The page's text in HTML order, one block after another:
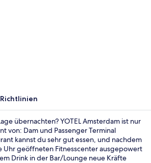
Richtlinien
übernachten? YOTEL Amsterdam ist nur
von: Dam und Passenger Terminal
kannst du sehr gut essen, und nachdem
Uhr geöffneten Fitnesscenter ausgepowert
Drink in der Bar/Lounge neue Kräfte